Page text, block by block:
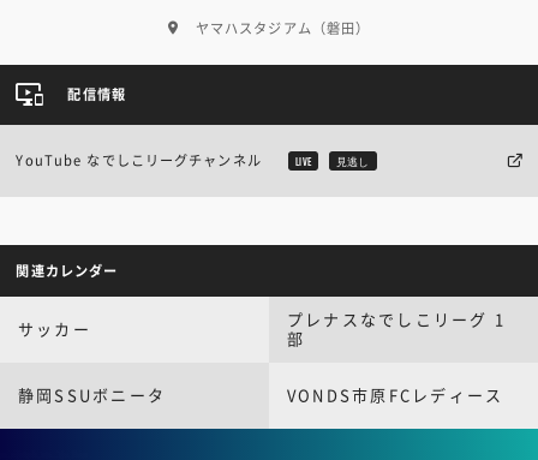
ヤマハスタジアム（磐田）
配信情報
YouTube なでしこリーグチャンネル LIVE 見逃し
関連カレンダー
サッカー
プレナスなでしこリーグ 1
部
静岡SSUボニータ VONDS市原FCレディース